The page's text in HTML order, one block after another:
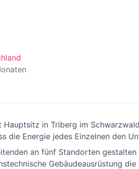
:
Hauptsitz in Triberg im
die Energie jedes Einzelnen den
an fünf Standorten
Gebäudeausrüstung